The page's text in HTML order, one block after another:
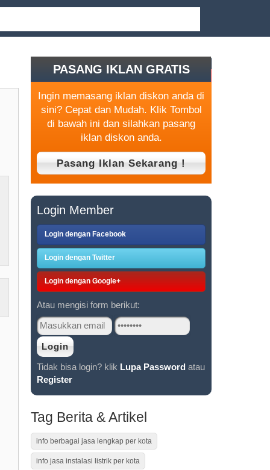
PASANG IKLAN GRATIS
Ingin memasang iklan diskon anda di
sini? Cepat dan Mudah. Klik Tombol
di bawah ini dan silahkan pasang
iklan diskon anda.
Login Member
Login dengan Facebook
Login dengan Twitter
Login dengan Google+
Atau mengisi form berikut:
Tidak bisa login? klik Lupa Password atau
Register
Tag Berita & Artikel
info berbagai jasa lengkap per kota
info jasa instalasi listrik per kota